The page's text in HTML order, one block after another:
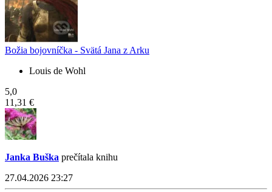
Božia bojovníčka - Svätá Jana z Arku
Louis de Wohl
5,0
11,31 €
Janka Buška prečítala knihu
27.04.2026 23:27